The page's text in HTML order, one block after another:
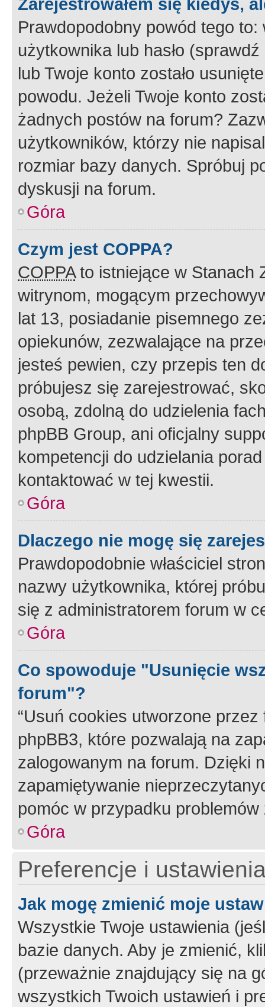
Prawdopodobny powód tego to:
użytkownika lub hasło
lub Twoje konto zostało
powodu. Jeżeli Twoje konto
żadnych postów na forum?
użytkowników, którzy nie
rozmiar bazy danych. Spróbuj
dyskusji na forum.
Góra
Czym jest COPPA?
COPPAto istniejące w Stanach
witrynom, mogącym
lat 13, posiadanie pisemnego
opiekunów, zezwalające na
jesteś pewien, czy przepis ten
próbujesz się zarejestrować,
osobą, zdolną do udzielenia
phpBB Group, ani oficjalny
kompetencji do udzielania
kontaktować w tej kwestii.
Góra
Dlaczego nie mogę się
Prawdopodobnie właściciel
nazwy użytkownika, której
się z administratorem forum w
Góra
Co spowoduje "Usunięcie
forum"?
“Usuń cookies utworzone
phpBB3, które pozwalają na
zalogowanym na forum. Dzięki
zapamiętywanie
pomóc w przypadku
Góra
Preferencje i
Jak mogę zmienić moje
Wszystkie Twoje ustawienia
bazie danych. Aby je zmienić,
(przeważnie znajdujący się na
wszystkich Twoich ustawień i